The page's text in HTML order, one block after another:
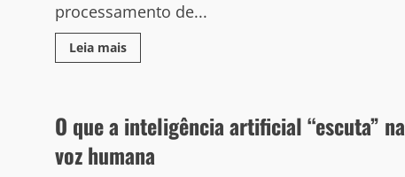
processamento de...
Leia mais
O que a inteligência artificial “escuta” na
voz humana